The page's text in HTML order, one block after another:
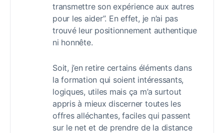
transmettre son expérience aux autres
pour les aider”. En effet, je n’ai pas
trouvé leur positionnement authentique
ni honnête.
Soit, j’en retire certains éléments dans
la formation qui soient intéressants,
logiques, utiles mais ça m’a surtout
appris à mieux discerner toutes les
offres alléchantes, faciles qui passent
sur le net et de prendre de la distance